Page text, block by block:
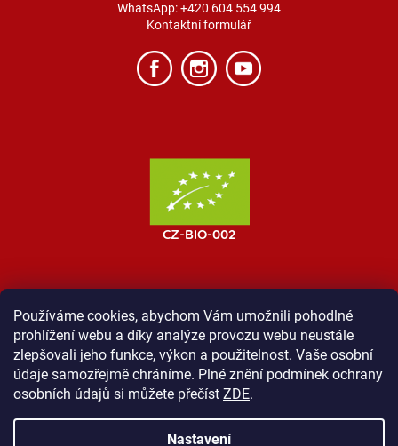
Používáme cookies, abychom Vám umožnili pohodlné
prohlížení webu a díky analýze provozu webu neustále
zlepšovali jeho funkce, výkon a použitelnost. Vaše osobní
údaje samozřejmě chráníme. Plné znění podmínek ochrany
osobních údajů si můžete přečíst ZDE.
Nastavení
WhatsApp:+420 604 554 994
Kontaktní formulář
MOST ProTibet Vše o nákupu
Obchodní podmínky
Zásady ochrany osobních údajů
Kontakt